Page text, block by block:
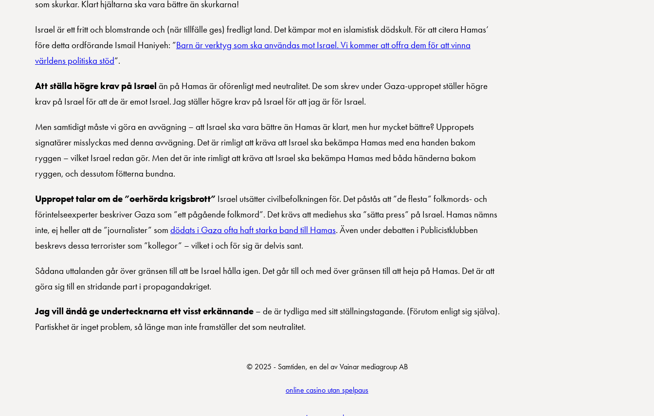
som skurkar. Klart hjältarna ska vara bättre än skurkarna!
Israel är ett fritt och blomstrande och (när tillfälle ges) fredligt land. Det kämpar mot en islamistisk dödskult. För att citera Hamas’
före detta ordförande Ismail Haniyeh: ”Barn är verktyg som ska användas mot Israel. Vi kommer att offra dem för att vinna
världens politiska stöd”.
Att ställa högre krav på Israel än på Hamas är oförenligt med neutralitet. De som skrev under Gaza-uppropet ställer högre
krav på Israel för att de är emot Israel. Jag ställer högre krav på Israel för att jag är för Israel.
Men samtidigt måste vi göra en avvägning – att Israel ska vara bättre än Hamas är klart, men hur mycket bättre? Uppropets
signatärer misslyckas med denna avvägning. Det är rimligt att kräva att Israel ska bekämpa Hamas med ena handen bakom
ryggen – vilket Israel redan gör. Men det är inte rimligt att kräva att Israel ska bekämpa Hamas med båda händerna bakom
ryggen, och dessutom fötterna bundna.
Uppropet talar om de ”oerhörda krigsbrott” Israel utsätter civilbefolkningen för. Det påstås att ”de flesta” folkmords- och
förintelseexperter beskriver Gaza som ”ett pågående folkmord”. Det krävs att mediehus ska ”sätta press” på Israel. Hamas nämns
inte, ej heller att de ”journalister” som dödats i Gaza ofta haft starka band till Hamas. Även under debatten i Publicistklubben
beskrevs dessa terrorister som ”kollegor” – vilket i och för sig är delvis sant.
Sådana uttalanden går över gränsen till att be Israel hålla igen. Det går till och med över gränsen till att heja på Hamas. Det är att
göra sig till en stridande part i propagandakriget.
Jag vill ändå ge undertecknarna ett visst erkännande – de är tydliga med sitt ställningstagande. (Förutom enligt sig själva).
Partiskhet är inget problem, så länge man inte framställer det som neutralitet.
© 2025 - Samtiden, en del av Vainar mediagroup AB
online casino utan spelpaus